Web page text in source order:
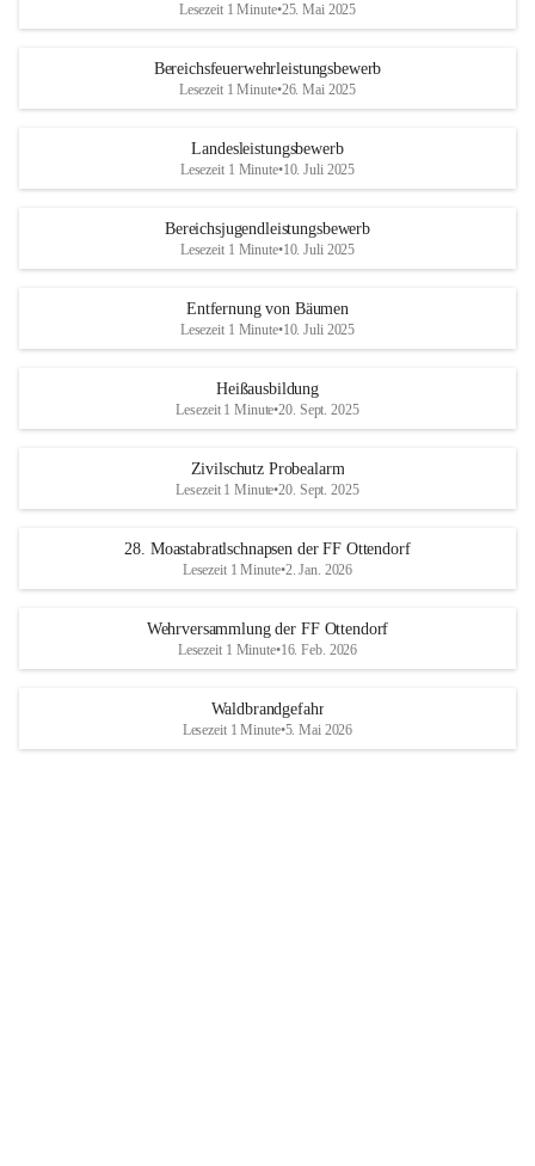
Lesezeit 1 Minute•25. Mai 2025
Bereichsfeuerwehrleistungsbewerb
Lesezeit 1 Minute•26. Mai 2025
Landesleistungsbewerb
Lesezeit 1 Minute•10. Juli 2025
Bereichsjugendleistungsbewerb
Lesezeit 1 Minute•10. Juli 2025
Entfernung von Bäumen
Lesezeit 1 Minute•10. Juli 2025
Heißausbildung
Lesezeit 1 Minute•20. Sept. 2025
Zivilschutz Probealarm
Lesezeit 1 Minute•20. Sept. 2025
28. Moastabratlschnapsen der FF Ottendorf
Lesezeit 1 Minute•2. Jan. 2026
Wehrversammlung der FF Ottendorf
Lesezeit 1 Minute•16. Feb. 2026
Waldbrandgefahr
Lesezeit 1 Minute•5. Mai 2026